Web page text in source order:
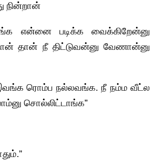
நின்றான்
என்னை படிக்க வைக்கிறேன்னு
தான் நீ திட்டுவன்னு வேணான்னு
ரொம்ப நல்லவங்க. நீ நம்ம வீட்ல
சொல்லிட்டாங்க”